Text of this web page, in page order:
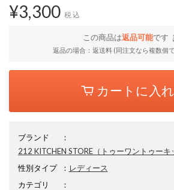
¥3,300 税込
この商品は返品可能です
返品の場合：返送料 (同注文なら複数個
カートに入
ブランド
：
212 KITCHEN STORE （トゥーワントゥーキ
性別タイプ
： レディース
カテゴリ
：